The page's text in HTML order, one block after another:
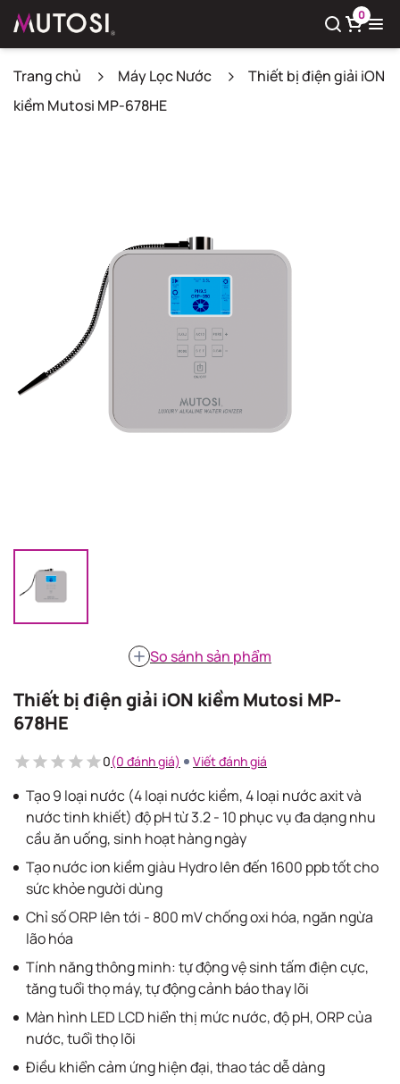
0
Trang chủ Máy Lọc Nước
Thiết bị điện giải iON
kiềm Mutosi MP-678HE
So sánh sản phẩm
Thiết bị điện giải iON kiềm Mutosi MP-
678HE
0(0 đánh giá) Viết đánh giá
Tạo 9 loại nước (4 loại nước kiềm, 4 loại nước axit và
nước tinh khiết) độ pH từ 3.2 - 10 phục vụ đa dạng nhu
cầu ăn uống, sinh hoạt hàng ngày
Tạo nước ion kiềm giàu Hydro lên đến 1600 ppb tốt cho
sức khỏe người dùng
Chỉ số ORP lên tới - 800 mV chống oxi hóa, ngăn ngừa
lão hóa
Tính năng thông minh: tự động vệ sinh tấm điện cực,
tăng tuổi thọ máy, tự động cảnh báo thay lõi
Màn hình LED LCD hiển thị mức nước, độ pH, ORP của
nước, tuổi thọ lõi
Điều khiển cảm ứng hiện đại, thao tác dễ dàng